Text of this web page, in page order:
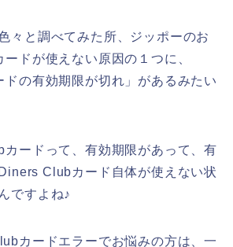
々と調べてみた所、ジッポーのお
ドが使えない原因の１つに、
ドの有効期限が切れ」があるみたい
ードって、有効期限があって、有
Clubカード自体が使えない状
ですよね♪
カードエラーでお悩みの方は、一